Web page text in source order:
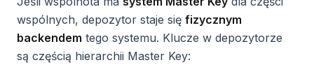
wspólnych, depozytor staje się fizycznym
backendem tego systemu. Klucze w depozytorze
są częścią hierarchii Master Key: